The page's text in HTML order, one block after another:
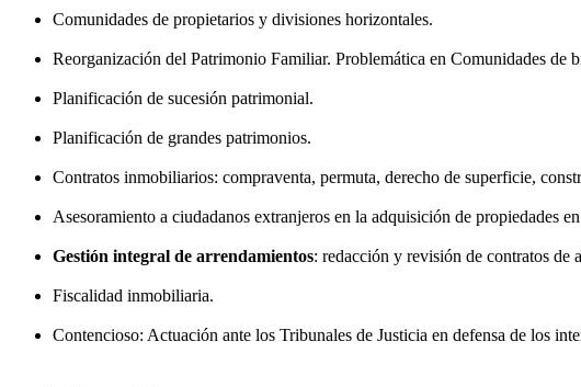
Comunidades de propietarios y divisiones horizontales.
Reorganización del Patrimonio Familiar. Problemática en Comunidades de
Planificación de sucesión patrimonial.
Planificación de grandes patrimonios.
Contratos inmobiliarios: compraventa, permuta, derecho de superficie,
Asesoramiento a ciudadanos extranjeros en la adquisición de propiedades
Gestión integral de arrendamientos: redacción y revisión de contratos de
Fiscalidad inmobiliaria.
Contencioso: Actuación ante los Tribunales de Justicia en defensa de los